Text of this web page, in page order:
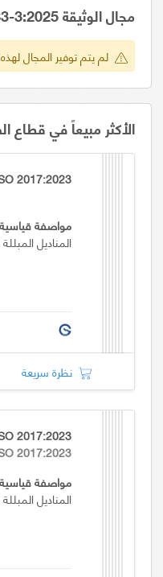
مجال الوثيقة GSO ISO 15883-3:2025
لم يتم توفير المجال
الأكثر مبيعاً في قطاع
2017:2023
مواصفة
المناديل
نظرة سريعة
2017:2023
2017:2023
مواصفة
المناديل